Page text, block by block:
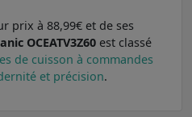
prix à 88,99€ et de ses
OCEATV3Z60est classé
de cuisson à commandes
et précision.